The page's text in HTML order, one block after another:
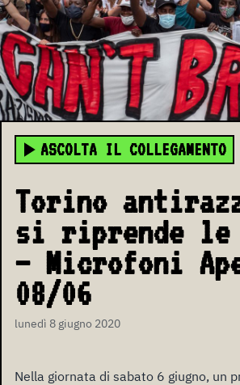
ASCOLTA IL COLLEGAMENTO
Torino
si riprende le
– Microfoni
08/06
lunedì 8 giugno 2020
Nella giornata di sabato 6 giugno, un